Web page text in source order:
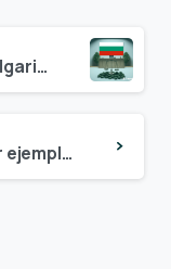
¿Es legal el cannabis en Bulgaria? – Actualización 2024
Cannabis y aspirina (por ejemplo, Bayer Aspirin, Ecotrin, ASS, Thomapyrin)